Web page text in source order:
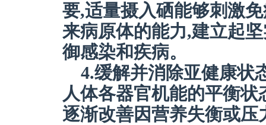
要,适量摄入硒能够刺激
来病原体的能力,建立起
御感染和疾病。
4.缓解并消除亚健康状
人体各器官机能的平衡
逐渐改善因营养失衡或